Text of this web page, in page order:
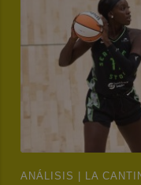
ANÁLISIS | LA